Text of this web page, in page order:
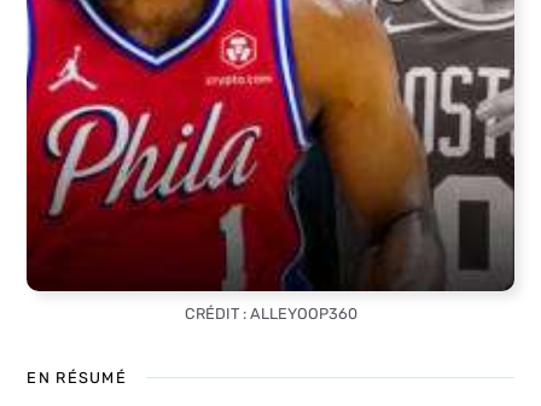
CRÉDIT : ALLEYOOP360
EN RÉSUMÉ